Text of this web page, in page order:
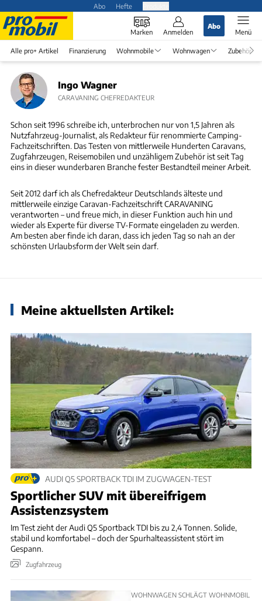
Abo Hefte
Marken Anmelden
Abo
Menü
Alle pro+ Artikel Finanzierung Wohnmobile Wohnwagen Zubehör
Ingo Wagner
CARAVANING CHEFREDAKTEUR
Schon seit 1996 schreibe ich, unterbrochen nur von 1,5 Jahren als
Nutzfahrzeug-Journalist, als Redakteur für renommierte Camping-
Fachzeitschriften. Das Testen von mittlerweile Hunderten Caravans,
Zugfahrzeugen, Reisemobilen und unzähligem Zubehör ist seit Tag
eins in dieser wunderbaren Branche fester Bestandteil meiner Arbeit.
Seit 2012 darf ich als Chefredakteur Deutschlands älteste und
mittlerweile einzige Caravan-Fachzeitschrift CARAVANING
verantworten – und freue mich, in dieser Funktion auch hin und
wieder als Experte für diverse TV-Formate eingeladen zu werden.
Am besten aber finde ich daran, dass ich jeden Tag so nah an der
schönsten Urlaubsform der Welt sein darf.
Meine aktuellsten Artikel:
AUDI Q5 SPORTBACK TDI IM ZUGWAGEN-TEST
Sportlicher SUV mit übereifrigem
Assistenzsystem
Im Test zieht der Audi Q5 Sportback TDI bis zu 2,4 Tonnen. Solide,
stabil und komfortabel – doch der Spurhalteassistent stört im
Gespann.
Zugfahrzeug
WOHNWAGEN SCHLÄGT WOHNMOBIL